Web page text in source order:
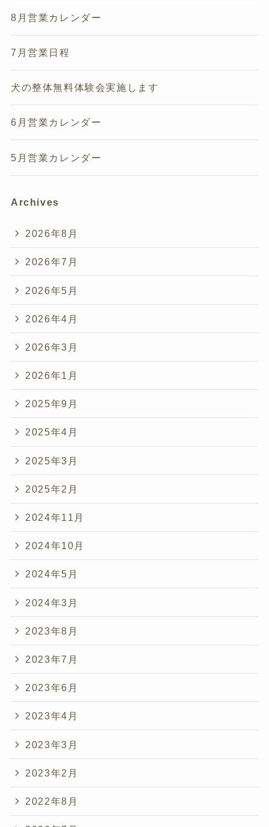
8月営業カレンダー
7月営業日程
犬の整体無料体験会実施します
6月営業カレンダー
5月営業カレンダー
Archives
2026年8月
2026年7月
2026年5月
2026年4月
2026年3月
2026年1月
2025年9月
2025年4月
2025年3月
2025年2月
2024年11月
2024年10月
2024年5月
2024年3月
2023年8月
2023年7月
2023年6月
2023年4月
2023年3月
2023年2月
2022年8月